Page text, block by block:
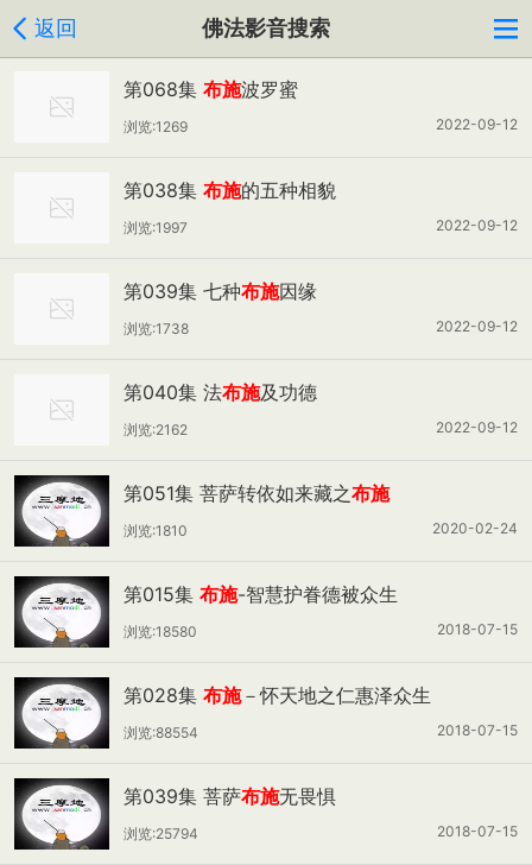
返回 佛法影音搜索
第068集 布施波罗蜜
2022-09-12
浏览:1269
第038集 布施的五种相貌
2022-09-12
浏览:1997
第039集 七种布施因缘
2022-09-12
浏览:1738
第040集 法布施及功德
2022-09-12
浏览:2162
第051集 菩萨转依如来藏之布施
2020-02-24
浏览:1810
第015集 布施-智慧护眷德被众生
2018-07-15
浏览:18580
第028集 布施－怀天地之仁惠泽众生
2018-07-15
浏览:88554
第039集 菩萨布施无畏惧
2018-07-15
浏览:25794